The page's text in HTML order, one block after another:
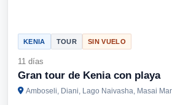
KENIA TOUR SIN VUELO
11 días
Gran tour de Kenia con playa
Amboseli, Diani, Lago Naivasha, Masai